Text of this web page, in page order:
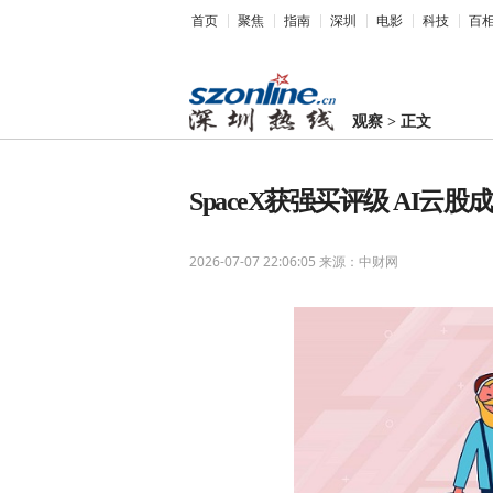
首页 聚焦 指南 深圳 电影 科技 百
观察 >正文
SpaceX获强买评级 AI云股
2026-07-07 22:06:05 来源：中财网